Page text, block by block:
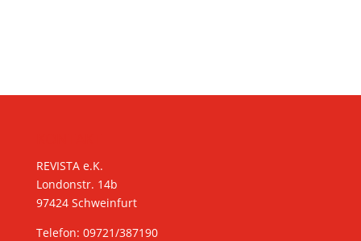
REVISTA e.K.
Londonstr. 14b
97424 Schweinfurt
Telefon: 09721/387190